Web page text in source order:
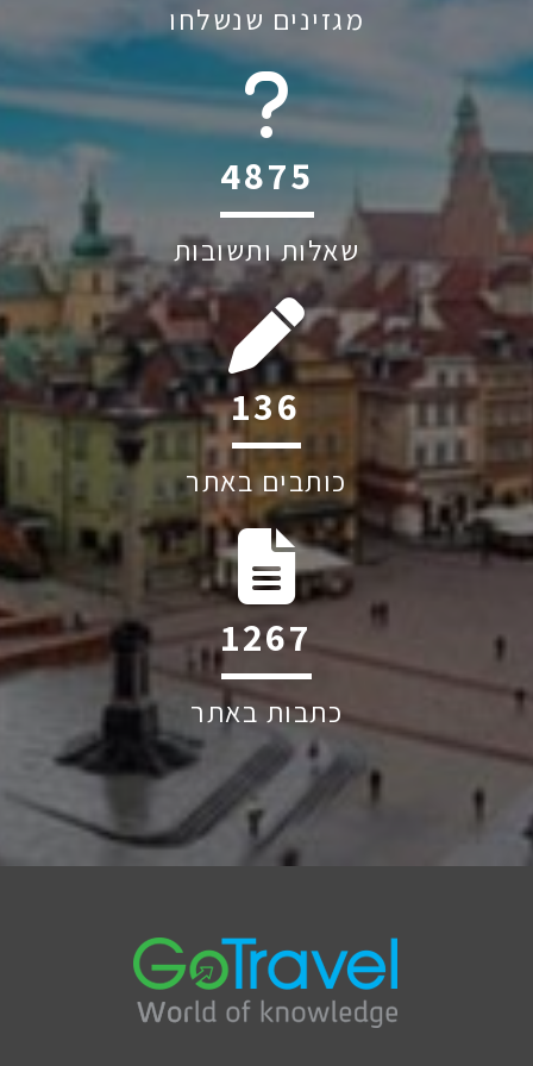
מגזינים שנשלחו
6045
שאלות ותשובות
242
כותבים באתר
2253
כתבות באתר